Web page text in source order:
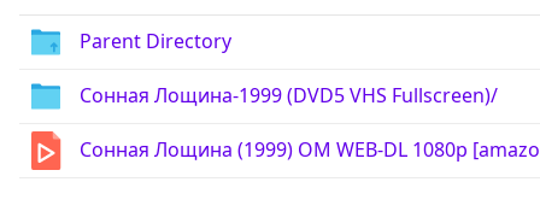
Parent Directory
Сонная Лощина-1999 (DVD5 VHS Fullscreen)/
Сонная Лощина (1999) OM WEB-DL 1080p